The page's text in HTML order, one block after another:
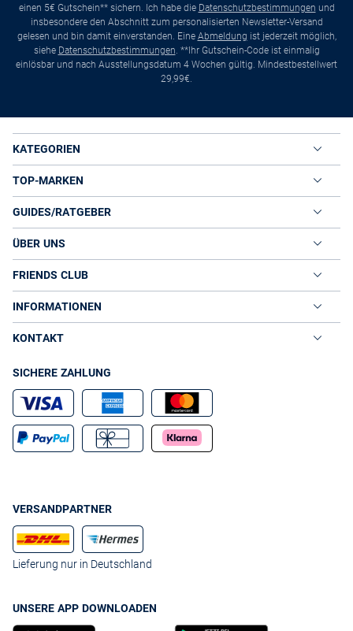
einen 5€ Gutschein** sichern. Ich habe die Datenschutzbestimmungen und
insbesondere den Abschnitt zum personalisierten Newsletter-Versand
gelesen und bin damit einverstanden. Eine Abmeldung ist jederzeit möglich,
siehe Datenschutzbestimmungen. **Ihr Gutschein-Code ist einmalig
einlösbar und nach Ausstellungsdatum 4 Wochen gültig. Mindestbestellwert
29,99€.
KATEGORIEN
TOP-MARKEN
GUIDES/RATGEBER
ÜBER UNS
FRIENDS CLUB
INFORMATIONEN
KONTAKT
SICHERE ZAHLUNG
VERSANDPARTNER
Lieferung nur in Deutschland
UNSERE APP DOWNLOADEN